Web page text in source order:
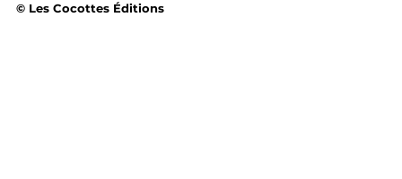
© Les Cocottes Éditions